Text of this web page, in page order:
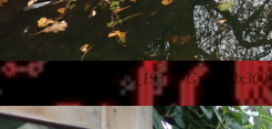
2025-10-10_14.36.16_193.JPG